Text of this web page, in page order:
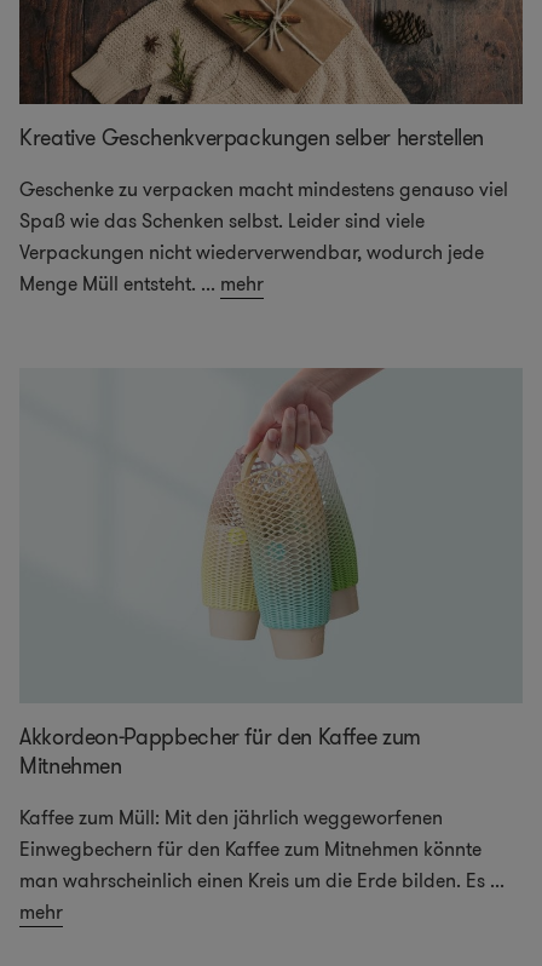
Kreative Geschenkverpackungen selber herstellen
Geschenke zu verpacken macht mindestens genauso viel
Spaß wie das Schenken selbst. Leider sind viele
Verpackungen nicht wiederverwendbar, wodurch jede
Menge Müll entsteht. ... mehr
Akkordeon-Pappbecher für den Kaffee zum
Mitnehmen
Kaffee zum Müll: Mit den jährlich weggeworfenen
Einwegbechern für den Kaffee zum Mitnehmen könnte
man wahrscheinlich einen Kreis um die Erde bilden. Es ...
mehr